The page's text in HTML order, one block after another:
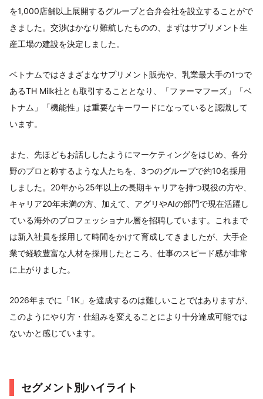
を1,000店舗以上展開するグループと合弁会社を設立することがで
きました。交渉はかなり難航したものの、まずはサプリメント生
産工場の建設を決定しました。
ベトナムではさまざまなサプリメント販売や、乳業最大手の1つで
あるTH Milk社とも取引することとなり、「ファーマフーズ」「ベ
トナム」「機能性」は重要なキーワードになっていると認識して
います。
また、先ほどもお話ししたようにマーケティングをはじめ、各分
野のプロと称するような人たちを、3つのグループで約10名採用
しました。20年から25年以上の長期キャリアを持つ現役の方や、
キャリア20年未満の方、加えて、アグリやAIの部門で現在活躍し
ている海外のプロフェッショナル層を招聘しています。これまで
は新入社員を採用して時間をかけて育成してきましたが、大手企
業で経験豊富な人材を採用したところ、仕事のスピード感が非常
に上がりました。
2026年までに「1K」を達成するのは難しいことではありますが、
このようにやり方・仕組みを変えることにより十分達成可能では
ないかと感じています。
セグメント別ハイライト